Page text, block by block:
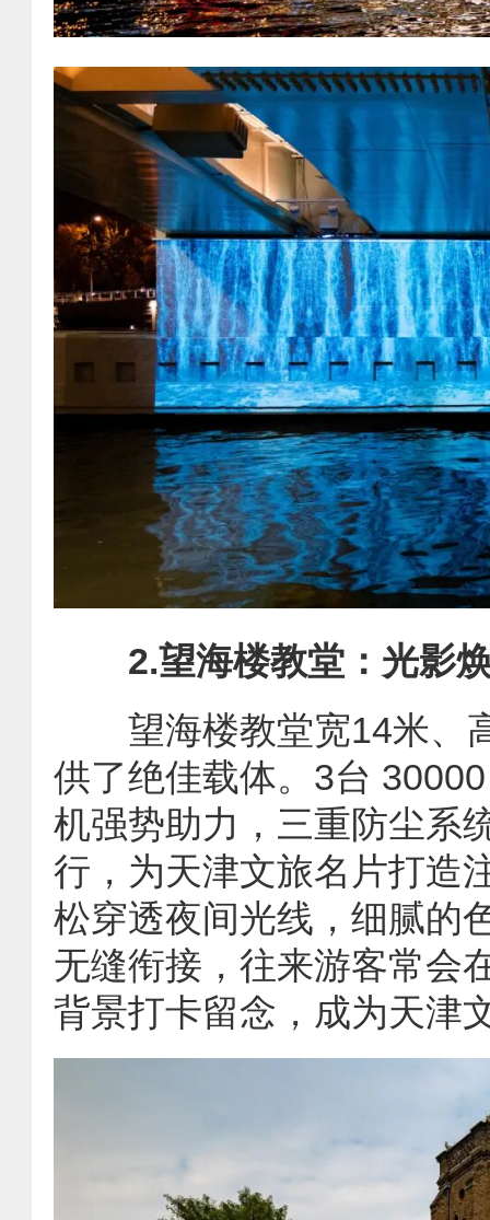
2.望海楼教堂：光影
望海楼教堂宽14米、
供了绝佳载体。3台
机强势助力，三重防尘系
行，为天津文旅名片打造
松穿透夜间光线，细腻的
无缝衔接，往来游客常会
背景打卡留念，成为天津